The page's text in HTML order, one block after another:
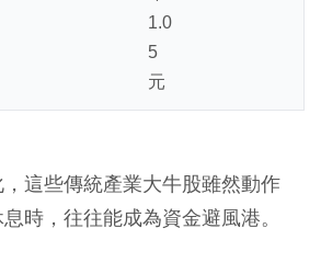
1.0
5
元
這些傳統產業大牛股雖然動作
時，往往能成為資金避風港。